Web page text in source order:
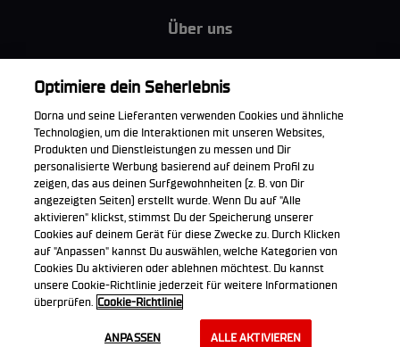
Über uns
MotoGP Group
Cookie Richtlinien
Unternehmen & ESG
Datenschutzerklärung
Kaufrichtlinie
Die offizielle WorldSBK App herunterladen
Handelsmarken sind Eigentum der jeweiligen Besitzer.
Optimiere dein Seherlebnis
Dorna und seine Lieferanten verwenden Cookies und ähnliche
Technologien, um die Interaktionen mit unseren Websites,
Produkten und Dienstleistungen zu messen und Dir
personalisierte Werbung basierend auf deinem Profil zu
zeigen, das aus deinen Surfgewohnheiten (z. B. von Dir
angezeigten Seiten) erstellt wurde. Wenn Du auf "Alle
aktivieren" klickst, stimmst Du der Speicherung unserer
Cookies auf deinem Gerät für diese Zwecke zu. Durch Klicken
auf "Anpassen" kannst Du auswählen, welche Kategorien von
Cookies Du aktivieren oder ablehnen möchtest. Du kannst
unsere Cookie-Richtlinie jederzeit für weitere Informationen
überprüfen. Cookie-Richtlinie
ANPASSEN ALLE AKTIVIEREN